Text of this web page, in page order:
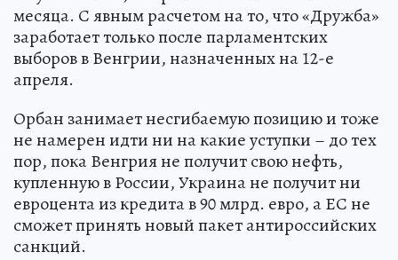
месяца. С явным расчетом на то, что «Дружба»
заработает только после парламентских
выборов в Венгрии, назначенных на 12-е
апреля.
Орбан занимает несгибаемую позицию и тоже
не намерен идти ни на какие уступки – до тех
пор, пока Венгрия не получит свою нефть,
купленную в России, Украина не получит ни
евроцента из кредита в 90 млрд. евро, а ЕС не
сможет принять новый пакет антироссийских
санкций.